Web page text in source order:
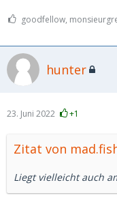
goodfellow,
hunter
23. Juni 2022 +1
Zitat von
Liegt vielleicht auch